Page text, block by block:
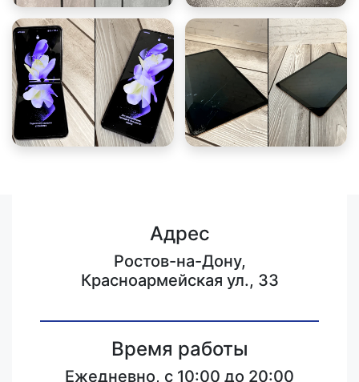
Адрес
Ростов-на-Дону,
Красноармейская ул., 33
Время работы
Ежедневно, с 10:00 до 20:00